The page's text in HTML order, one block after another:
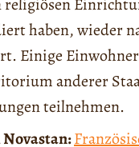
religiösen
haben, wieder
Einige
anderer
teilnehmen.
Novastan: